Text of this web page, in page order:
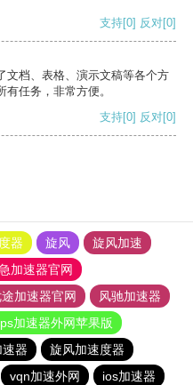
支持[0] 反对[0]
文档、表格、演示文稿等各个方
任务，非常方便。
支持[0] 反对[0]
器 旋风
旋风加速
加速器官网
加速器官网
风驰加速器
加速器外网苹果版
速器
旋风加速度器
vqn加速外网
ios加速器